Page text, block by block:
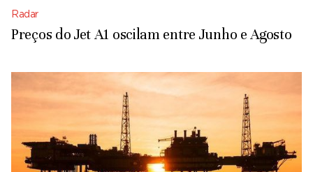
Radar
Preços do Jet A1 oscilam entre Junho e Agosto